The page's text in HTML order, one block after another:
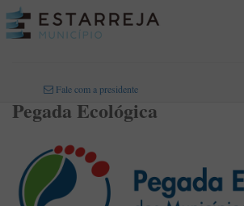
Fale com a presidente
Pegada Ecológica